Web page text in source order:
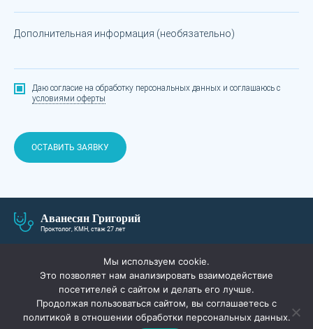
Дополнительная информация (необязательно)
Даю согласие на обработку персональных данных и соглашаюсь с
условиями оферты
ОСТАВИТЬ ЗАЯВКУ
Аванесян Григорий
Проктолог, КМН, стаж 27 лет
ЛЕЧЕНИЕ И ЦЕНЫ
ПАЦИЕНТАМ АКЦИИ
СПЕЦИАЛИСТЫ ВОПРОС-ОТВЕТ
Мы используем cookie.
Это позволяет нам анализировать взаимодействие
посетителей с сайтом и делать его лучше.
Продолжая пользоваться сайтом, вы соглашаетесь с
политикой в отношении обработки персональных данных.